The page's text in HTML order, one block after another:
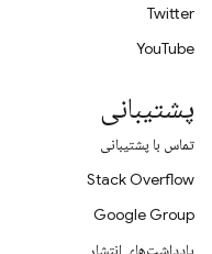
Twitter
YouTube
پشتیبانی
تماس با پشتیبانی
Stack Overflow
Google Group
یادداشت‌های انتشار